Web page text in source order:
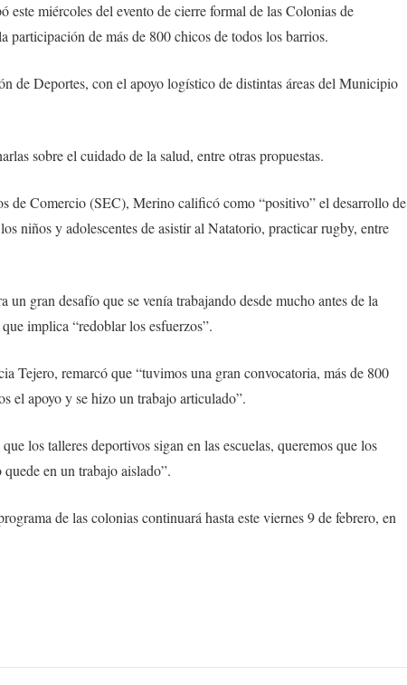
miércoles del evento de cierre formal de las Colonias de
participación de más de 800 chicos de todos los barrios.
de Deportes, con el apoyo logístico de distintas áreas del Municipio
sobre el cuidado de la salud, entre otras propuestas.
de Comercio (SEC), Merino calificó como “positivo” el desarrollo de
niños y adolescentes de asistir al Natatorio, practicar rugby, entre
gran desafío que se venía trabajando desde mucho antes de la
implica “redoblar los esfuerzos”.
Tejero, remarcó que “tuvimos una gran convocatoria, más de 800
el apoyo y se hizo un trabajo articulado”.
los talleres deportivos sigan en las escuelas, queremos que los
en un trabajo aislado”.
de las colonias continuará hasta este viernes 9 de febrero, en